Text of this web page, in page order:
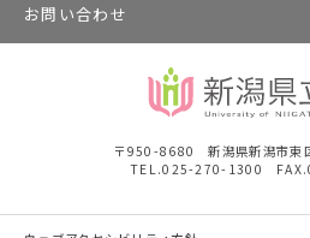
お問い合わせ
〒950-8680 新潟県新潟市東
TEL.025-270-1300